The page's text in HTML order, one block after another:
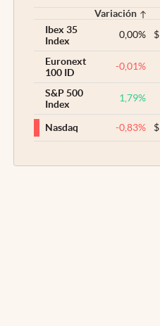
Variación
Ibex 35
Index
0,00% $
Euronext
100 ID
-0,01%
S&P 500
Index
1,79%
Nasdaq -0,83% $